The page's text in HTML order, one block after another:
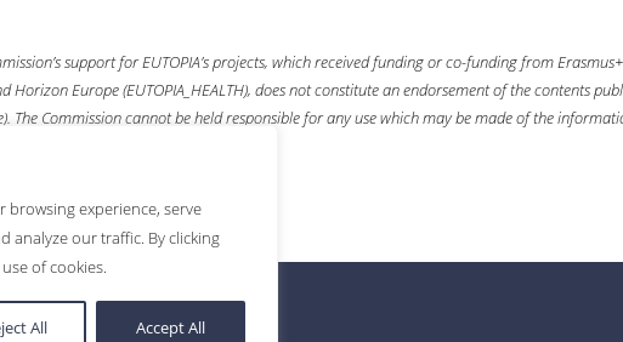
browsing experience, serve
analyze our traffic. By clicking
of cookies.
All Accept All
support for EUTOPIA’s projects, which received funding or co-funding fromErasmus+
Horizon Europe(EUTOPIA_HEALTH), does not constitute an endorsement of the contents
The Commission cannot be held responsible for any use which may be made of the